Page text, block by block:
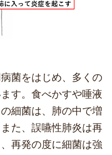
菌をはじめ、多くの
す。食べかすや唾液
細菌は、肺の中で増
た、誤嚥性肺炎は再
再発の度に細菌は強